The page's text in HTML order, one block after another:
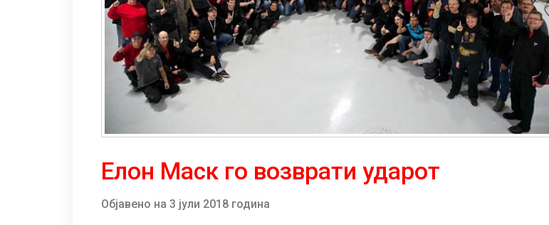
Елон Маск го возврати ударот
Објавено на 3 јули 2018 година